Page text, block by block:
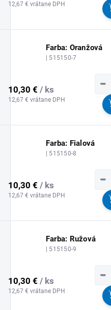
12,67 € vrátane DPH
Farba: Oranžová
| 515150-7
10,30 € / ks
12,67 € vrátane DPH
−
Farba: Fialová
| 515150-8
10,30 € / ks
12,67 € vrátane DPH
−
Farba: Ružová
| 515150-9
10,30 € / ks
12,67 € vrátane DPH
−